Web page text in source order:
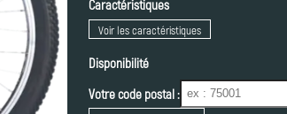
Caractéristiques
Voir les caractéristiques
Disponibilité
Votre code postal :